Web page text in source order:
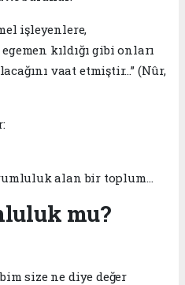
işleyenlere,
kıldığı gibi onları
vaat etmiştir…” (Nûr,
alan bir toplum…
mu?
size ne diye değer